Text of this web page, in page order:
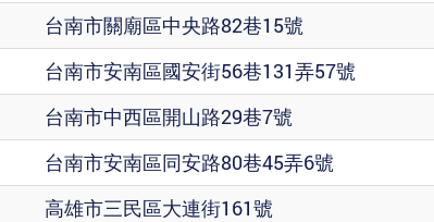
台南市關廟區中央路82巷15號
台南市安南區國安街56巷131弄57號
台南市中西區開山路29巷7號
台南市安南區同安路80巷45弄6號
高雄市三民區大連街161號